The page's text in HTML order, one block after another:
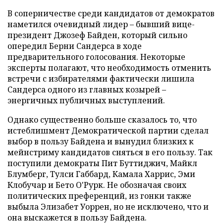
В соперничестве среди кандидатов от демократов
наметился очевидный лидер – бывший вице-
президент Джозеф Байден, который сильно
опередил Берни Сандерса в ходе
предварительного голосования. Некоторые
эксперты полагают, что необходимость отменить
встречи с избирателями фактически лишила
Сандерса одного из главных козырей –
энергичных публичных выступлений.
Однако существенно больше сказалось то, что
истеблишмент Демократической партии сделал
выбор в пользу Байдена и вынудил близких к
мейнстриму кандидатов сняться в его пользу. Так
поступили демократы Пит Буттиджич, Майкл
Блумберг, Тулси Габбард, Камала Харрис, Эми
Клобучар и Бето О'Рурк. Не обозначая своих
политических преференций, из гонки также
выбыла Элизабет Уоррен, но не исключено, что и
она выскажется в пользу Байдена.